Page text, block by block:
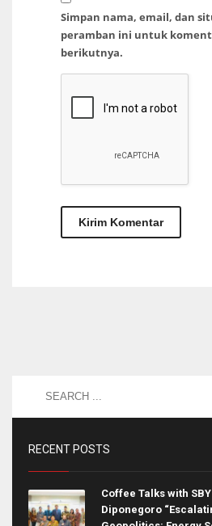
Simpan nama, email, dan
peramban ini untuk
berikutnya.
RECENT POSTS
Coffee Talks with
Diponegoro